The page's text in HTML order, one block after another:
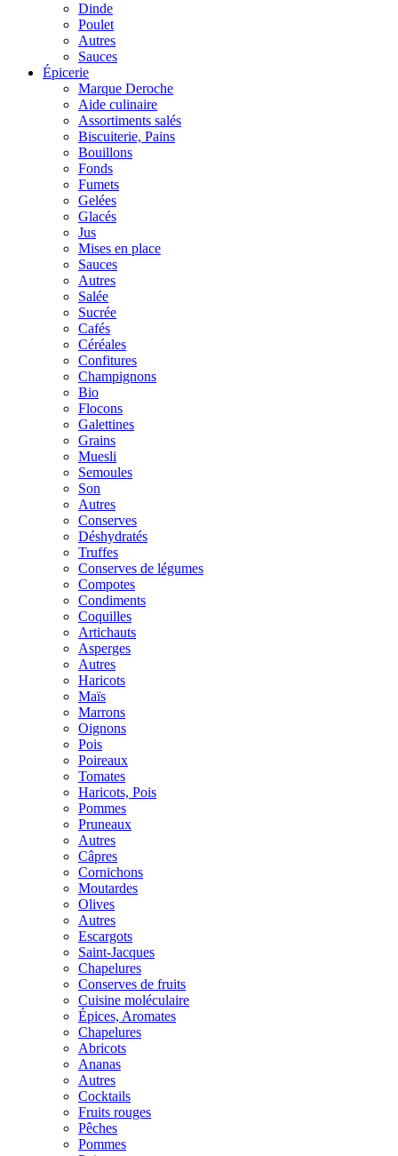
Dinde
Poulet
Autres
Sauces
Épicerie
Marque Deroche
Aide culinaire
Assortiments salés
Biscuiterie, Pains
Bouillons
Fonds
Fumets
Gelées
Glacés
Jus
Mises en place
Sauces
Autres
Salée
Sucrée
Cafés
Céréales
Confitures
Champignons
Bio
Flocons
Galettines
Grains
Muesli
Semoules
Son
Autres
Conserves
Déshydratés
Truffes
Conserves de légumes
Compotes
Condiments
Coquilles
Artichauts
Asperges
Autres
Haricots
Maïs
Marrons
Oignons
Pois
Poireaux
Tomates
Haricots, Pois
Pommes
Pruneaux
Autres
Câpres
Cornichons
Moutardes
Olives
Autres
Escargots
Saint-Jacques
Chapelures
Conserves de fruits
Cuisine moléculaire
Épices, Aromates
Chapelures
Abricots
Ananas
Autres
Cocktails
Fruits rouges
Pêches
Pommes